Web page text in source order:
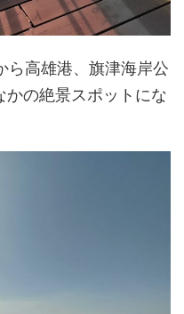
ら高雄港、旗津海岸公
の絶景スポットにな